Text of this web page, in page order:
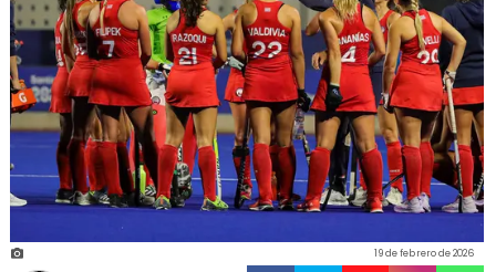
19 de febrero de 2026